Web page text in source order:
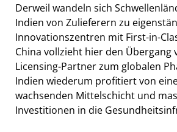
Derweil wandeln sich
Indien von Zulieferern zu
Innovationszentren mit First-in-
China vollzieht hier den Übergang
Licensing-Partner zum globalen
Indien wiederum profitiert von
wachsenden Mittelschicht und
Investitionen in die